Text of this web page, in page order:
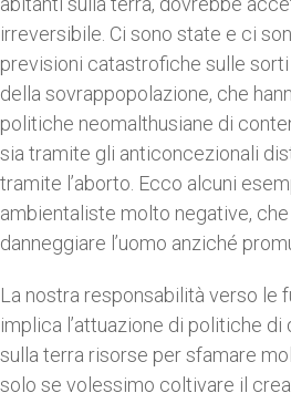
irreversibile. Ci sono state e ci
previsioni catastrofiche sulle
della sovrappopolazione, che
politiche neomalthusiane di
sia tramite gli anticoncezionali
tramite l’aborto. Ecco alcuni
ambientaliste molto negative,
danneggiare l’uomo anziché
La nostra responsabilità verso le
implica l’attuazione di politiche di
sulla terra risorse per sfamare
solo se volessimo coltivare il